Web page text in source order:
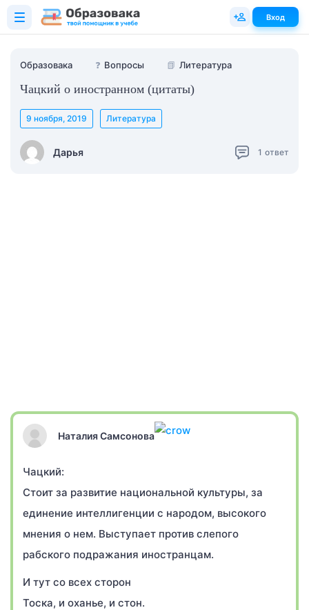
Образовака ❓ Вопросы 📗 Литература
Чацкий о иностранном (цитаты)
Дарья
9 ноября, 2019 Литература
1 ответ
Наталия Самсонова
Чацкий:
Стоит за развитие национальной культуры, за
единение интеллигенции с народом, высокого
мнения о нем. Выступает против слепого
рабского подражания иностранцам.
И тут со всех сторон
Тоска, и оханье, и стон.
Вход